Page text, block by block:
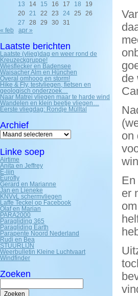
13
14 15 16 17 18
19
20
21 22 23 24 25
26
27
28 29 30
31
« feb
apr »
Laatste berichten
Laatste (vlieg)dag en weer rond de
Kreuzeckgruppe!
Wiesflecker en Badensee
Waisacher Alm en Hünchen
Overal omhoog en storm!
Hike & Fly, testvliegen, fietsen en
geologisch onderzoek…
Naar Matrei vliegen maar te harde wind
Wandelen en klein beetje vliegen…
Eerste vliegdag: Rondje Mülltal
Archief
Archief
Linke soep
Airtime
Anita en Jeffrey
E-lijn
Eurofly
Gerard en Marianne
Jan en Lieneke
KNVvL schermvliegen
Laffe Teckel op Facebook
Olaf en Marian
PARA2000
Paragliding 365
Paragliding Earth
Parapente Noord Nederland
Rudi en Bea
STUURLIJN
Weerbulletin Kleine Luchtvaart
Windfinder
Zoeken
Zoeken
naar:
de
on
er